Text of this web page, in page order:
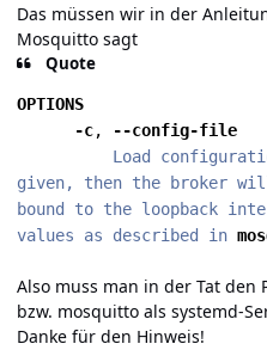
Das müssen wir in der
Mosquitto sagt
Quote
OPTIONS
-c,
--config-file
Load
given, then the broker
bound to the loopback
values as described in
Also muss man in der Tat den
bzw. mosquitto als systemd-
Danke für den Hinweis!